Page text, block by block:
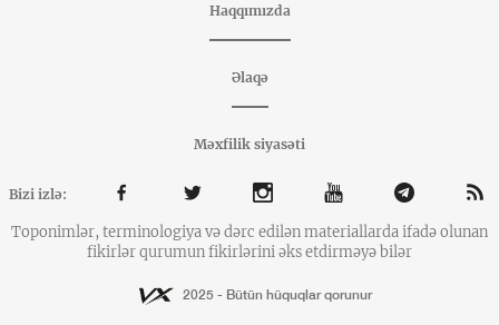
Haqqımızda
Əlaqə
Məxfilik siyasəti
Bizi izlə:
Toponimlər, terminologiya və dərc edilən materiallarda ifadə olunan
fikirlər qurumun fikirlərini əks etdirməyə bilər
2025 - Bütün hüquqlar qorunur